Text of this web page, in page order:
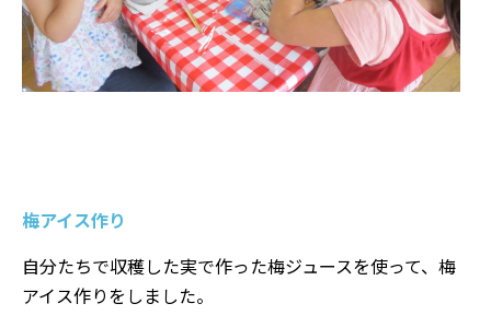
梅アイス作り
自分たちで収穫した実で作った梅ジュースを使って、梅
アイス作りをしました。